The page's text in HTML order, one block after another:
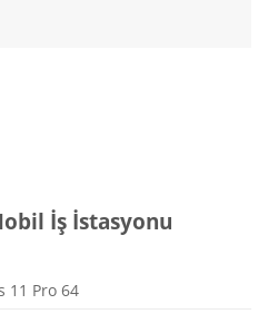
İş İstasyonu
11 Pro 64